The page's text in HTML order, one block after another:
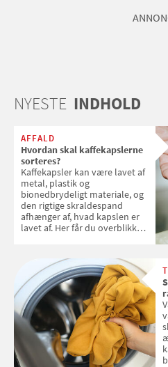
NYESTE INDHOLD
AFFALD
Hvordan skal kaffekapslerne
sorteres?
Kaffekapsler kan være lavet af
metal, plastik og
bionedbrydeligt materiale, og
den rigtige skraldespand
afhænger af, hvad kapslen er
lavet af. Her får du overblikket